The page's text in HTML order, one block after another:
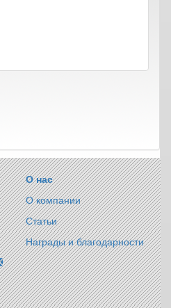
О нас
О компании
Статьи
Награды и благодарности